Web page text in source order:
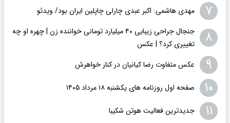
۷ مهدی هاشمی: اکبر عبدی چارلی چاپلین ایران بود/ ویدئو
۸
جنجال جراحی زیبایی ۴۰ میلیارد تومانی خواننده زن | چهره او چه
تغییری کرد؟ | عکس
۹ عکس متفاوت رضا کیانیان در کنار خواهرش
۱۰ صفحه اول روزنامه های یکشنبه ۱۸ مرداد ۱۴۰۵
۱۱ جدیدترین فعالیت هوتن شکیبا